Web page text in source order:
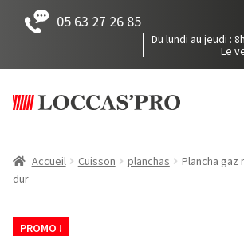
05 63 27 26 85
Du lundi au jeudi :
Le
à
au
Tous nos produits
Mon devis
Accueil Cuisson planchas
Plancha gaz
dur
PROMO !